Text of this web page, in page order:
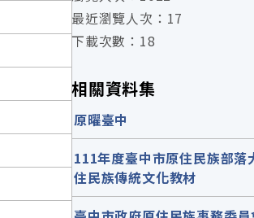
最近瀏覽人次：17
下載次數：18
相關資料集
原曜臺中
111年度臺中市原住民族部落
住民族傳統文化教材